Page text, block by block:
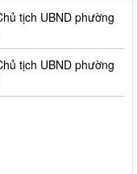
tịch UBND phường
tịch UBND phường